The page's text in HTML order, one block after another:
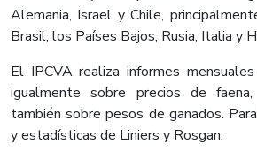
Alemania, Israel y Chile,
Brasil, los Países Bajos, Rusia, Italia y
El IPCVA realiza informes
igualmente sobre precios de
también sobre pesos de ganados.
y estadísticas de Liniers y Rosgan.